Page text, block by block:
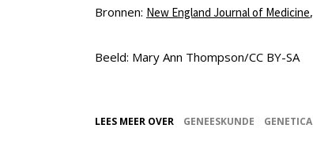
Bronnen: New England Journal of Medicine,
Beeld: Mary Ann Thompson/CC BY-SA
LEES MEER OVER GENEESKUNDE GENETICA